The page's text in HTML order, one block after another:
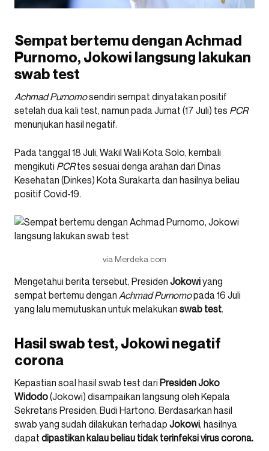
Sempat bertemu dengan Achmad
Purnomo, Jokowi langsung lakukan
swab test
Achmad Purnomosendiri sempat dinyatakan positif
setelah dua kali test, namun pada Jumat (17 Juli) tes PCR
menunjukan hasil negatif.
Pada tanggal 18 Juli, Wakil Wali Kota Solo, kembali
mengikuti PCRtes sesuai denga arahan dari Dinas
Kesehatan (Dinkes) Kota Surakarta dan hasilnya beliau
positif Covid-19.
via Merdeka.com
Mengetahui berita tersebut, Presiden Jokowiyang
sempat bertemu dengan Achmad Purnomopada 16 Juli
yang lalu memutuskan untuk melakukan swab test.
Hasil swab test, Jokowi negatif
corona
Kepastian soal hasil swab test dari PresidenJoko
Widodo(Jokowi) disampaikan langsung oleh Kepala
Sekretaris Presiden, Budi Hartono. Berdasarkan hasil
swab yang sudah dilakukan terhadap Jokowi, hasilnya
dapat dipastikan kalau beliau tidak terinfeksi virus corona.